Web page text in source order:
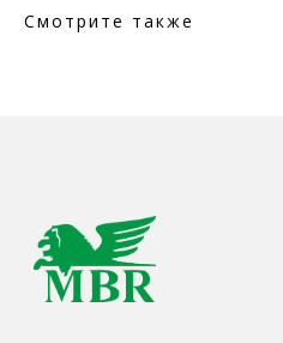
Смотрите также
КОНТАКТЫ